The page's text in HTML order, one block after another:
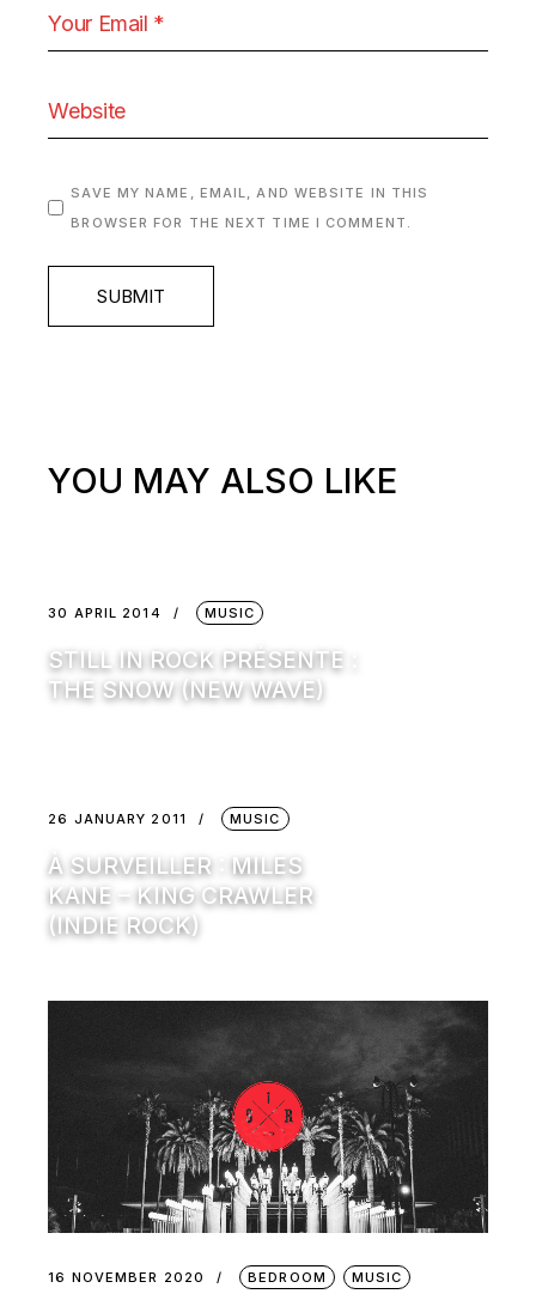
SAVE MY NAME, EMAIL, AND WEBSITE IN THIS
BROWSER FOR THE NEXT TIME I COMMENT.
SUBMIT
YOU MAY ALSO LIKE
30 APRIL 2014 MUSIC
STILL IN ROCK PRÉSENTE :
THE SNOW (NEW WAVE)
26 JANUARY 2011 MUSIC
À SURVEILLER : MILES
KANE – KING CRAWLER
(INDIE ROCK)
16 NOVEMBER 2020 BEDROOM MUSIC